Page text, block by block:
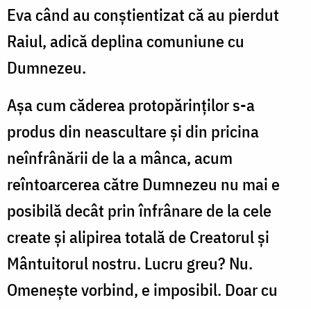
Eva când au conştientizat că au pierdut
Raiul, adică deplina comuniune cu
Dumnezeu.
Aşa cum căderea protopărinţilor s-a
produs din neascultare şi din pricina
neînfrânării de la a mânca, acum
reîntoarcerea către Dumnezeu nu mai e
posibilă decât prin înfrânare de la cele
create şi alipirea totală de Creatorul şi
Mântuitorul nostru. Lucru greu? Nu.
Omeneşte vorbind, e imposibil. Doar cu